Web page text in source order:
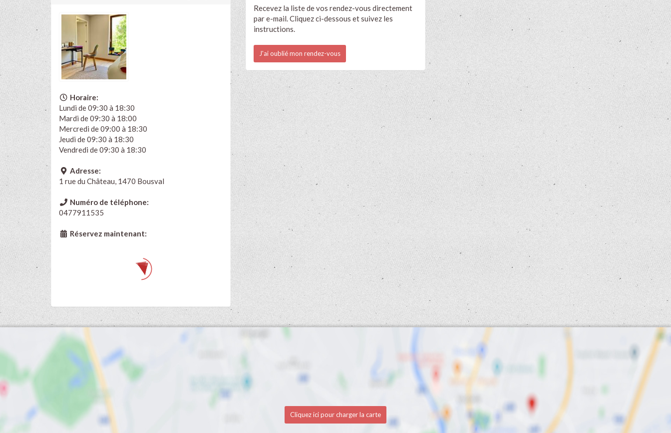
Horaire:
Lundi de 09:30 à 18:30
Mardi de 09:30 à 18:00
Mercredi de 09:00 à 18:30
Jeudi de 09:30 à 18:30
Vendredi de 09:30 à 18:30
Adresse:
1 rue du Château, 1470 Bousval
Numéro de téléphone:
0477911535
Réservez maintenant:
Recevez la liste de vos rendez-vous directement
par e-mail. Cliquez ci-dessous et suivez les
instructions.
J'ai oublié mon rendez-vous
Cliquez ici pour charger la carte